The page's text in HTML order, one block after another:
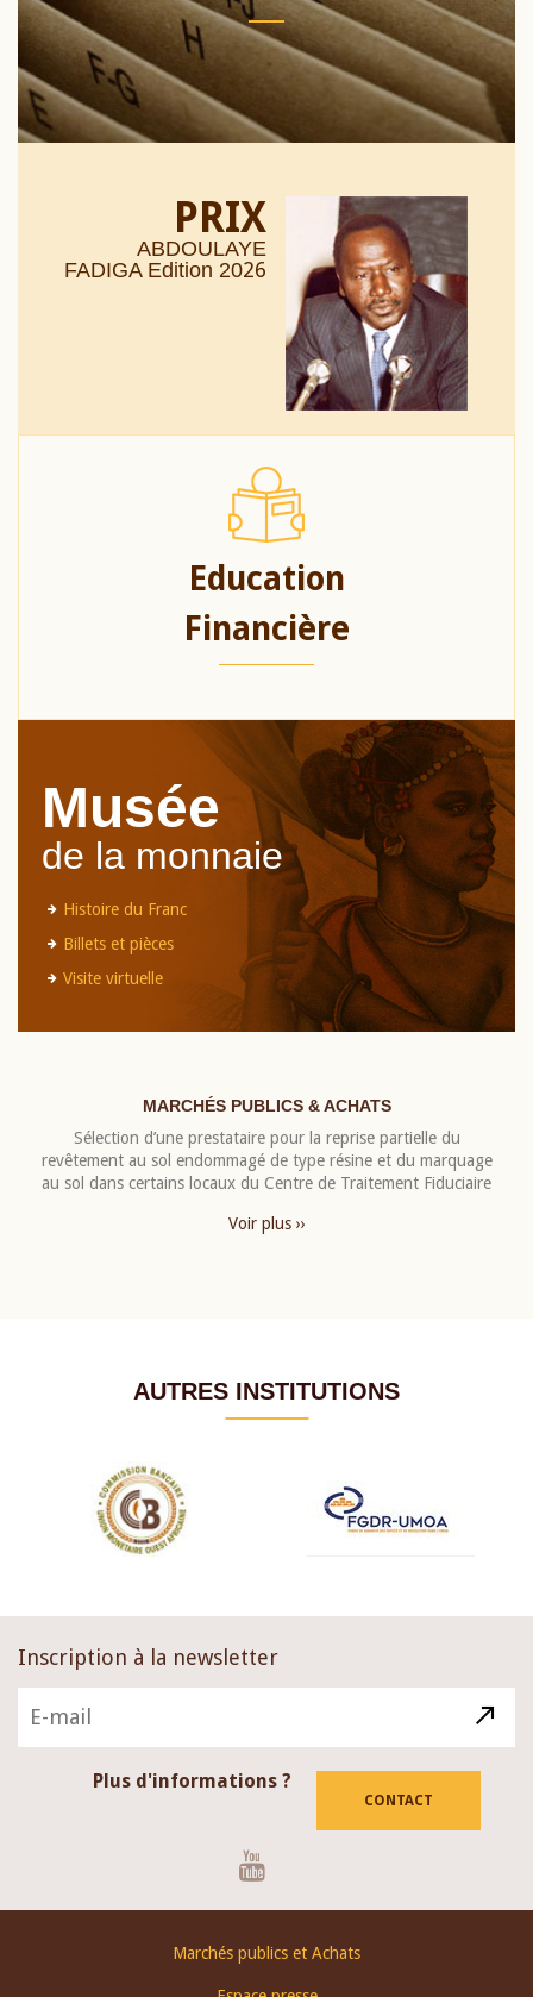
PRIX
ABDOULAYE
FADIGA Edition 2026
Education
Financière
Musée
de la monnaie
Histoire du Franc
Billets et pièces
Visite virtuelle
MARCHÉS PUBLICS & ACHATS
Sélection d’une prestataire pour la reprise partielle du
revêtement au sol endommagé de type résine et du marquage
au sol dans certains locaux du Centre de Traitement Fiduciaire
Voir plus ››
AUTRES INSTITUTIONS
Inscription à la newsletter
Plus d'informations ?
CONTACT
Marchés publics et Achats